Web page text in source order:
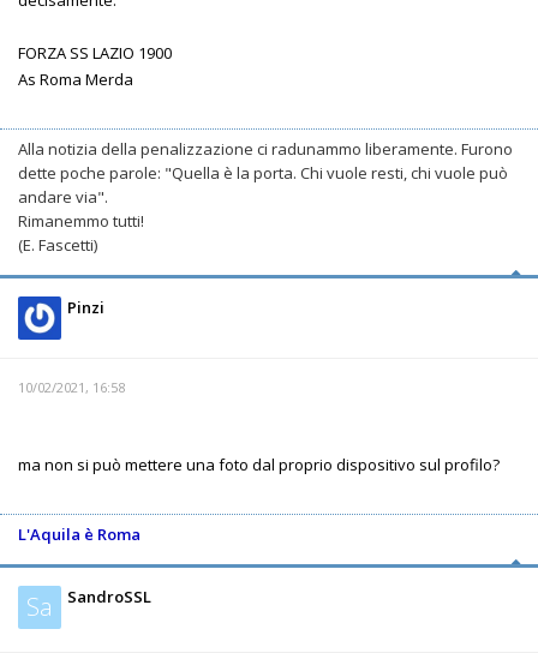
FORZA SS LAZIO 1900
As Roma Merda
Alla notizia della penalizzazione ci radunammo liberamente. Furono
dette poche parole: "Quella è la porta. Chi vuole resti, chi vuole può
andare via".
Rimanemmo tutti!
(E. Fascetti)
Pinzi
10/02/2021, 16:58
ma non si può mettere una foto dal proprio dispositivo sul profilo?
L'Aquila è Roma
Sa SandroSSL